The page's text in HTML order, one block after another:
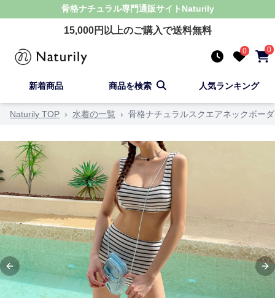
骨格ナチュラル専門通販サイト Naturily
15,000円以上のご購入で送料無料
0 0
新着商品 商品を検索 人気ランキング
Naturily TOP › 水着の一覧 › 骨格ナチュラルスクエアネックボー
Previous slide